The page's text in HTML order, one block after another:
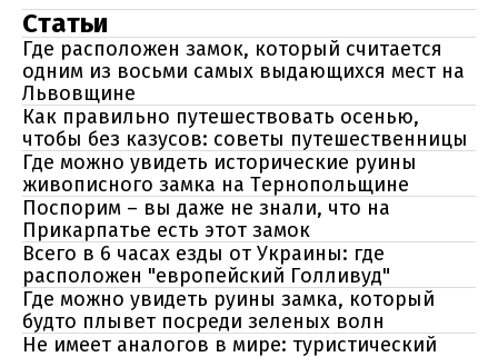
Статьи
Где расположен замок, который считается
одним из восьми самых выдающихся мест на
Львовщине
Как правильно путешествовать осенью,
чтобы без казусов: советы путешественницы
Где можно увидеть исторические руины
живописного замка на Тернопольщине
Поспорим – вы даже не знали, что на
Прикарпатье есть этот замок
Всего в 6 часах езды от Украины: где
расположен "европейский Голливуд"
Где можно увидеть руины замка, который
будто плывет посреди зеленых волн
Не имеет аналогов в мире: туристический